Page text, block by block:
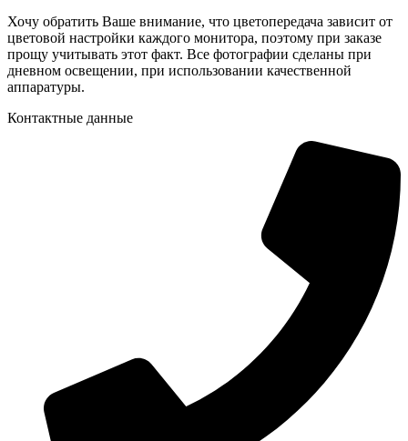
Хочу обратить Ваше внимание, что цветопередача зависит от
цветовой настройки каждого монитора, поэтому при заказе
прощу учитывать этот факт. Все фотографии сделаны при
дневном освещении, при использовании качественной
аппаратуры.
Контактные данные